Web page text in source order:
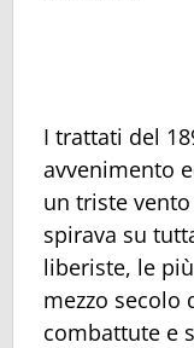
I trattati del
avvenimento
un triste
spirava su
liberiste, le
mezzo secolo
combattute e